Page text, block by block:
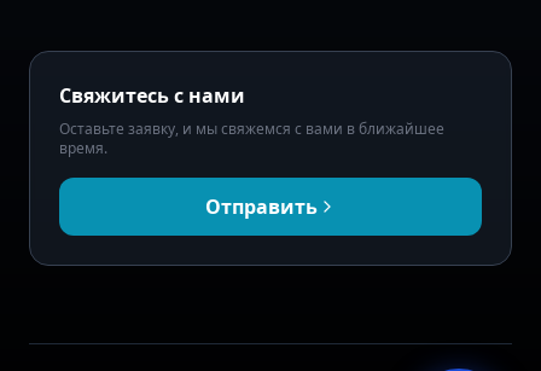
Свяжитесь с нами
Оставьте заявку, и мы свяжемся с вами в ближайшее
время.
Отправить